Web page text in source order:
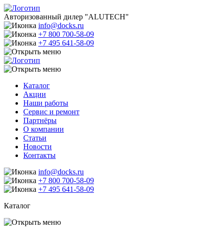
Авторизованный дилер "ALUTECH"
info@docks.ru
+7 800 700-58-09
+7 495 641-58-09
Каталог
Акции
Наши работы
Сервис и ремонт
Партнёры
О компании
Статьи
Новости
Контакты
info@docks.ru
+7 800 700-58-09
+7 495 641-58-09
Каталог